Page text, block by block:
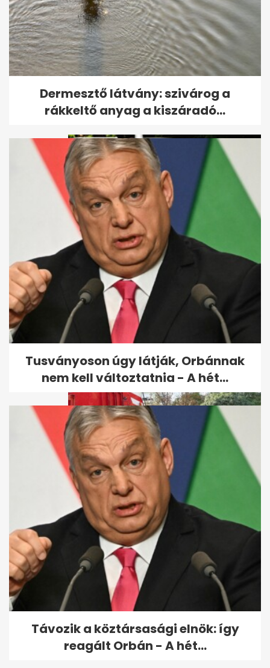
Friss hírek az intenzív
osztályon ápolt Sallai Nóráról
Vérampullák szóródtak szét
forgalmas hazai főutakon
egy...
Fotókon a Szegeden felborult
tűzoltóautó, ami letarolta a...
Dermesztő látvány: szivárog a
rákkeltő anyag a kiszáradó...
Tusványoson úgy látják, Orbánnak
nem kell változtatnia - A hét...
Távozik a köztársasági elnök: így
reagált Orbán - A hét...